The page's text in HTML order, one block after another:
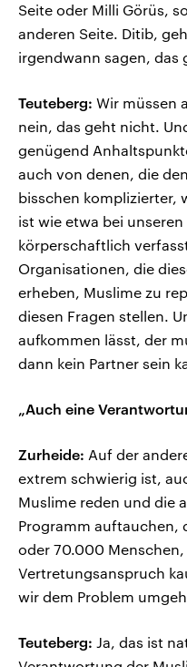
Seite oder Milli Görüs,
anderen Seite. Ditib,
irgendwann sagen, das
Teuteberg: Wir müssen
nein, das geht nicht.
genügend
auch von denen, die
bisschen komplizierter,
ist wie etwa bei
körperschaftlich
Organisationen, die
erheben, Muslime zu
diesen Fragen stellen.
aufkommen lässt, der
dann kein Partner sein
„Auch eine
Zurheide: Auf der
extrem schwierig ist,
Muslime reden und die
Programm auftauchen,
oder 70.000
Vertretungsanspruch
wir dem Problem
Teuteberg: Ja, das ist